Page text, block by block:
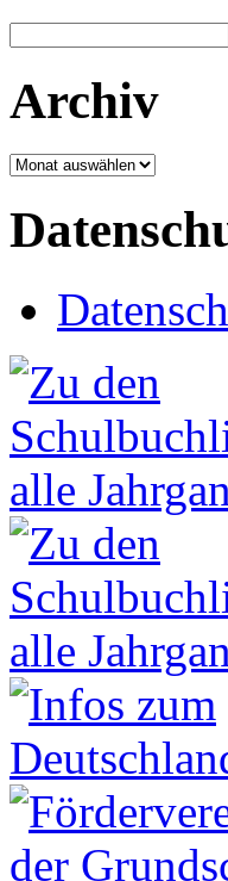
Archiv
Archiv